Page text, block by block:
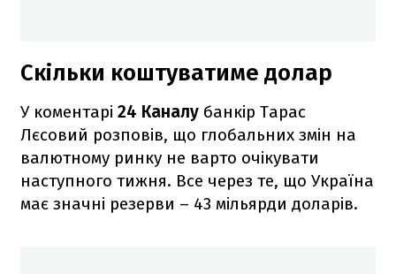
Скільки коштуватиме долар
У коментарі 24 Каналу банкір Тарас
Лєсовий розповів, що глобальних змін на
валютному ринку не варто очікувати
наступного тижня. Все через те, що Україна
має значні резерви – 43 мільярди доларів.